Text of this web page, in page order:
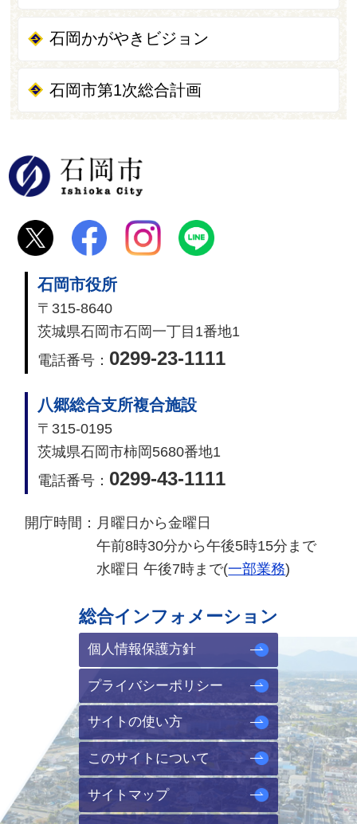
石岡かがやきビジョン
石岡市第1次総合計画
石岡市役所
〒315-8640
茨城県石岡市石岡一丁目1番地1
電話番号： 0299-23-1111
八郷総合支所複合施設
〒315-0195
茨城県石岡市柿岡5680番地1
電話番号： 0299-43-1111
開庁時間： 月曜日から金曜日
午前8時30分から午後5時15分まで
水曜日 午後7時まで(一部業務)
総合インフォメーション
個人情報保護方針
プライバシーポリシー
サイトの使い方
このサイトについて
サイトマップ